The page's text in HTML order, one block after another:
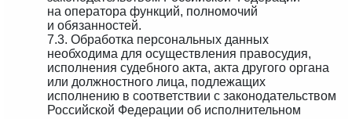
на оператора функций, полномочий
и обязанностей.
7.3. Обработка персональных данных
необходима для осуществления правосудия,
исполнения судебного акта, акта другого органа
или должностного лица, подлежащих
исполнению в соответствии с законодательством
Российской Федерации об исполнительном